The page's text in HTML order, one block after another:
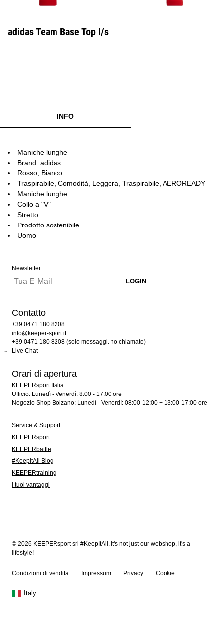
adidas Team Base Top l/s
INFO
Maniche lunghe
Brand: adidas
Rosso, Bianco
Traspirabile, Comodità, Leggera, Traspirabile, AEROREADY
Maniche lunghe
Collo a "V"
Stretto
Prodotto sostenibile
Uomo
Newsletter
Contatto
+39 0471 180 8208
info@keeper-sport.it
+39 0471 180 8208 (solo messaggi. no chiamate)
Live Chat
Orari di apertura
KEEPERsport Italia
Ufficio: Lunedì - Venerdì: 8:00 - 17:00 ore
Negozio Shop Bolzano: Lunedì - Venerdì: 08:00-12:00 + 13:00-17:00 ore
Service & Support
KEEPERsport
KEEPERbattle
#KeepItAll Blog
KEEPERtraining
I tuoi vantaggi
© 2026 KEEPERsport srl #KeepItAll. It's not just our webshop, it's a
lifestyle!
Condizioni di vendita Impressum Privacy Cookie
Italy